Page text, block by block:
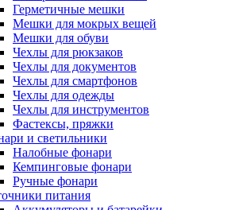
Герметичные мешки
Мешки для мокрых вещей
Мешки для обуви
Чехлы для рюкзаков
Чехлы для документов
Чехлы для смартфонов
Чехлы для одежды
Чехлы для инструментов
Фастексы, пряжки
и светильники
Налобные фонари
Кемпинговые фонари
Ручные фонари
питания